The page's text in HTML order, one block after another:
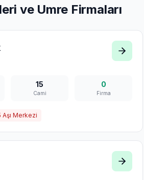
ve Umre Firmaları
15
Cami
0
Firma
Aşı Merkezi